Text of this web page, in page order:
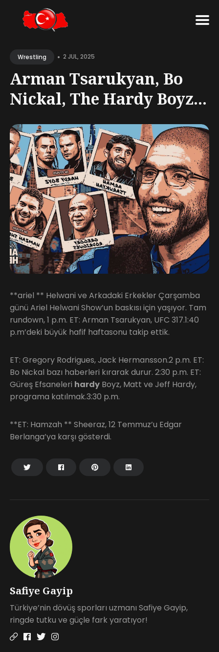
forWrestling • 2 JUL, 2025
Arman Tsarukyan, Bo
Nickal, The Hardy Boyz...
Safiye Gayip
Türkiye’nin dövüş sporları uzmanı Safiye Gayip,
ringde tutku ve güçle fark yaratıyor!
**ariel ** Helwani ve Arkadaki Erkekler Çarşamba
günü Ariel Helwani Show’un baskısı için yaşıyor. Tam
rundown, 1 p.m. ET: Arman Tsarukyan, UFC 317.1:40
p.m’deki büyük hafif haftasonu takip ettik.
ET: Gregory Rodrigues, Jack Hermansson.2 p.m. ET:
Bo Nickal bazı haberleri kırarak durur. 2:30 p.m. ET:
Güreş Efsaneleri hardy Boyz, Matt ve Jeff Hardy,
programa katılmak.3:30 p.m.
**ET: Hamzah ** Sheeraz, 12 Temmuz’u Edgar
Berlanga’ya karşı gösterdi.